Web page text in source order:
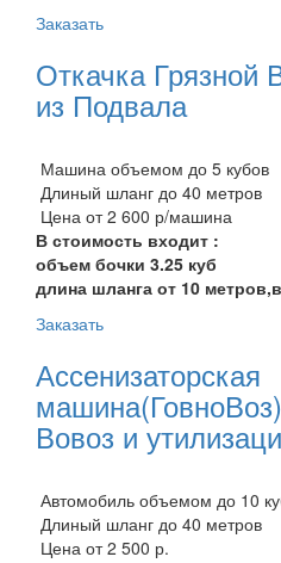
Заказать
Откачка Грязной
из Подвала
Машина объемом до 5 кубов
Длиный шланг до 40 метров
Цена от 2 600 р/машина
В стоимость входит :
объем бочки 3.25 куб
длина шланга от 10
Заказать
Ассенизаторская
Вовоз и
Автомобиль объемом до 10
Длиный шланг до 40 метров
Цена от 2 500 р.